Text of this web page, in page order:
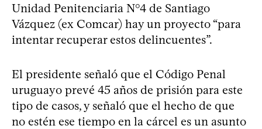
Unidad Penitenciaria N°4 de Santiago
Vázquez (ex Comcar) hay un proyecto “para
intentar recuperar estos delincuentes”.
El presidente señaló que el Código Penal
uruguayo prevé 45 años de prisión para este
tipo de casos, y señaló que el hecho de que
no estén ese tiempo en la cárcel es un asunto